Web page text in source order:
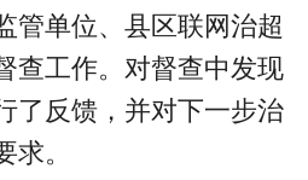
管单位、县区联网治超
查工作。对督查中发现
了反馈，并对下一步治
。